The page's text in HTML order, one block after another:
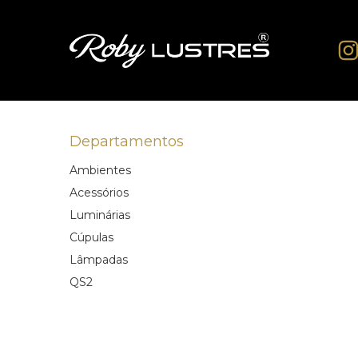
Departamentos
Ambientes
Acessórios
Luminárias
Cúpulas
Lâmpadas
QS2